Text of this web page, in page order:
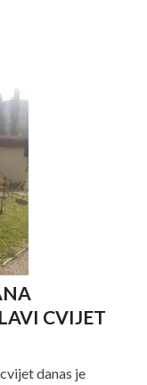
CVIJET
danas je